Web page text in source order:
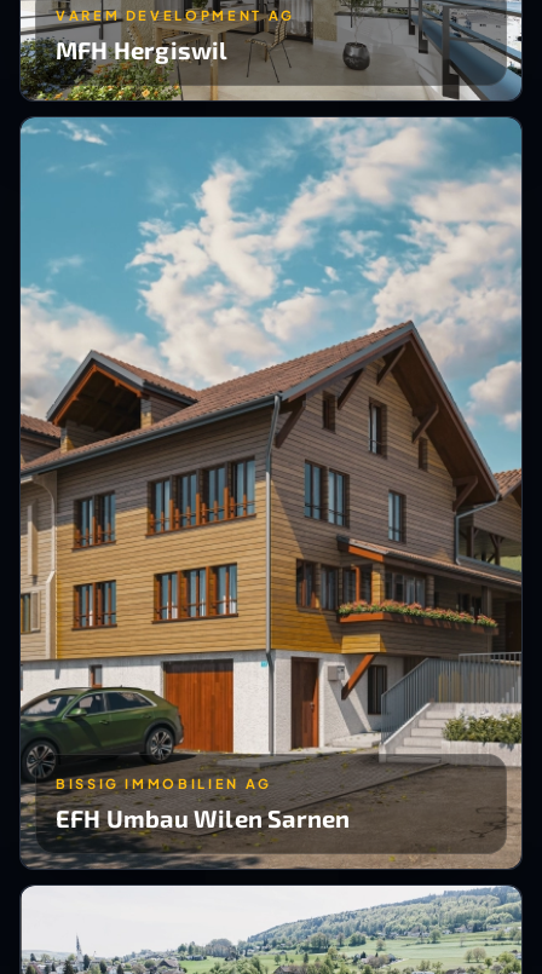
VAREM DEVELOPMENT AG
MFH Hergiswil
BISSIG IMMOBILIEN AG
EFH Umbau Wilen Sarnen